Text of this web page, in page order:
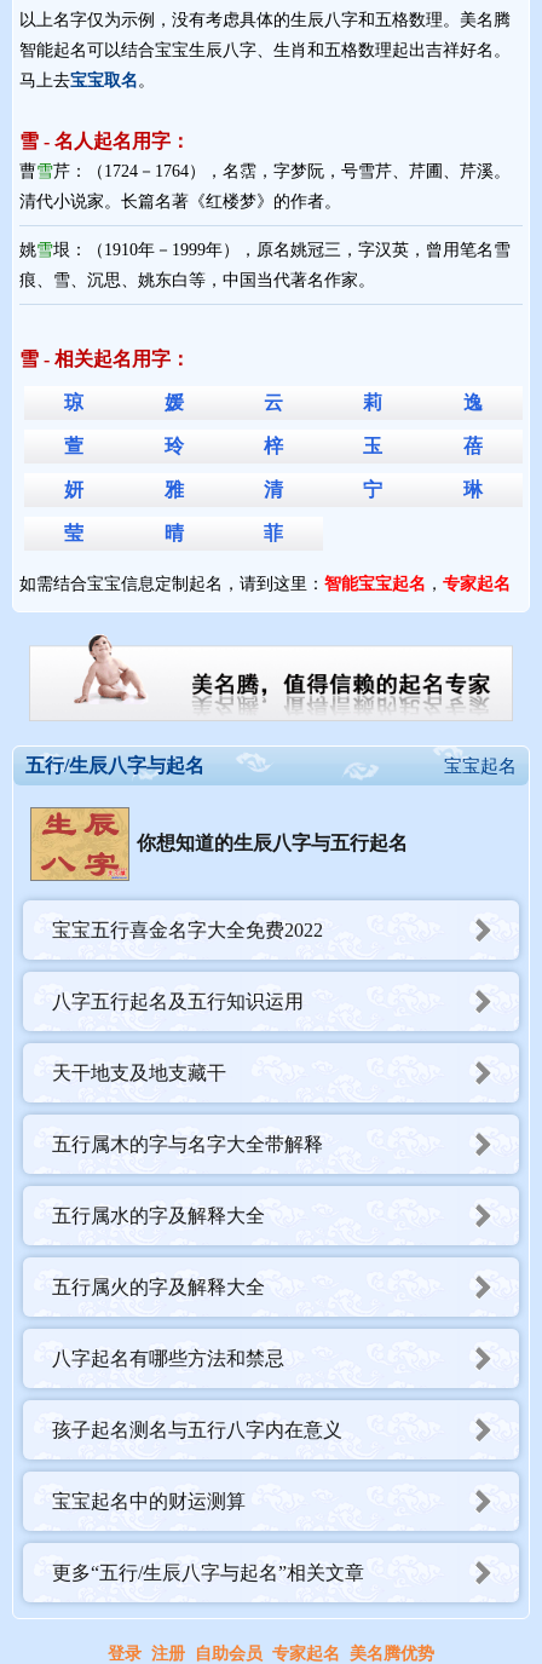
以上名字仅为示例，没有考虑具体的生辰八字和五格数理。美名腾
智能起名可以结合宝宝生辰八字、生肖和五格数理起出吉祥好名。
马上去宝宝取名。
雪 - 名人起名用字：
曹雪芹：（1724－1764），名霑，字梦阮，号雪芹、芹圃、芹溪。
清代小说家。长篇名著《红楼梦》的作者。
姚雪垠：（1910年－1999年），原名姚冠三，字汉英，曾用笔名雪
痕、雪、沉思、姚东白等，中国当代著名作家。
雪 - 相关起名用字：
琼 媛 云 莉 逸
萱 玲 梓 玉 蓓
妍 雅 清 宁 琳
莹 晴 菲
如需结合宝宝信息定制起名，请到这里： 智能宝宝起名 ， 专家起名
宝宝起名
五行/生辰八字与起名
你想知道的生辰八字与五行起名
宝宝五行喜金名字大全免费2022
八字五行起名及五行知识运用
天干地支及地支藏干
五行属木的字与名字大全带解释
五行属水的字及解释大全
五行属火的字及解释大全
八字起名有哪些方法和禁忌
孩子起名测名与五行八字内在意义
宝宝起名中的财运测算
更多“五行/生辰八字与起名”相关文章
登录 注册 自助会员 专家起名 美名腾优势